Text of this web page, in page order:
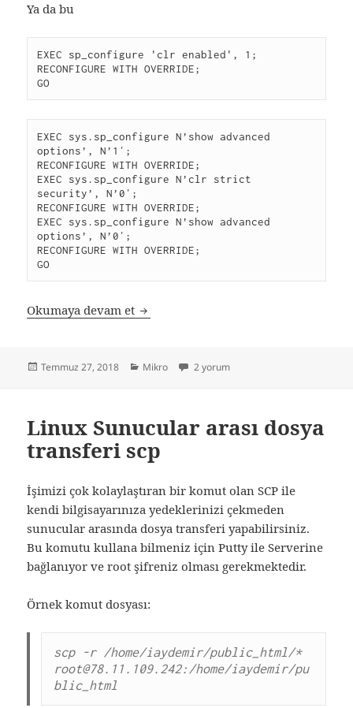
Ya da bu
EXEC sp_configure 'clr enabled', 1;
RECONFIGURE WITH OVERRIDE;
GO
EXEC sys.sp_configure N’show advanced
options’, N’1′;
RECONFIGURE WITH OVERRIDE;
EXEC sys.sp_configure N’clr strict
security’, N’0′;
RECONFIGURE WITH OVERRIDE;
EXEC sys.sp_configure N’show advanced
options’, N’0′;
RECONFIGURE WITH OVERRIDE;
GO
Okumaya devam et Mikro Run / Junp / FLY MikroCLR
Yayın
Temmuz 27, 2018 Kategoriler
Mikro Mikro Run / Junp / FLY MikroCLR
2 yorum
Linux Sunucular arası dosya
transferi scp
İşimizi çok kolaylaştıran bir komut olan SCP ile
kendi bilgisayarınıza yedeklerinizi çekmeden
sunucular arasında dosya transferi yapabilirsiniz.
Bu komutu kullana bilmeniz için Putty ile Serverine
bağlanıyor ve root şifreniz olması gerekmektedir.
Örnek komut dosyası:
scp -r /home/iaydemir/public_html/*
root@78.11.109.242:/home/iaydemir/pu
blic_html